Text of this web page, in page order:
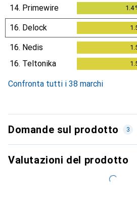
14. Primewire 1.4
16. Delock
16. Nedis
16. Teltonika
Confronta tutti i 38 marchi
Domande sul prodotto 3
Valutazioni del prodotto